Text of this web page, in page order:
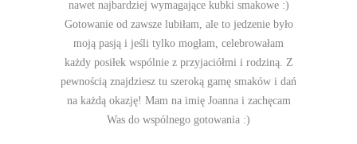
nawet najbardziej wymagające kubki smakowe :)
Gotowanie od zawsze lubiłam, ale to jedzenie było
moją pasją i jeśli tylko mogłam, celebrowałam
każdy posiłek wspólnie z przyjaciółmi i rodziną. Z
pewnością znajdziesz tu szeroką gamę smaków i dań
na każdą okazję! Mam na imię Joanna i zachęcam
Was do wspólnego gotowania :)